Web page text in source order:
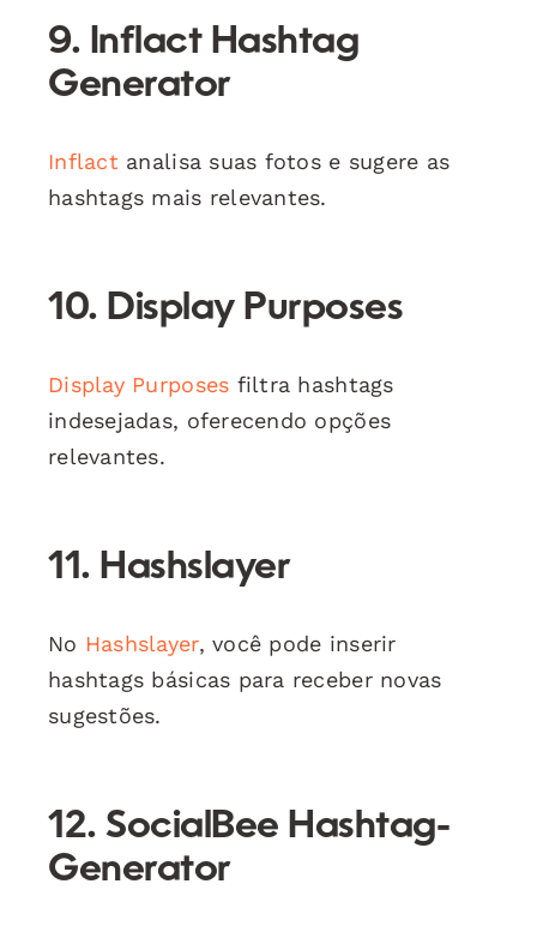
9. Inflact Hashtag
Generator
Inflact analisa suas fotos e sugere as
hashtags mais relevantes.
10. Display Purposes
Display Purposes filtra hashtags
indesejadas, oferecendo opções
relevantes.
11. Hashslayer
No Hashslayer, você pode inserir
hashtags básicas para receber novas
sugestões.
12. SocialBee Hashtag-
Generator